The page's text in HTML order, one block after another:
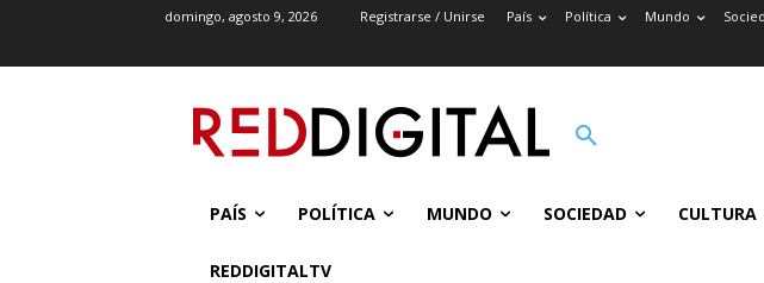
domingo, agosto 9, 2026 Registrarse / Unirse País Política Mundo
PAÍS POLÍTICA MUNDO SOCIEDAD CULTURA
REDDIGITALTV